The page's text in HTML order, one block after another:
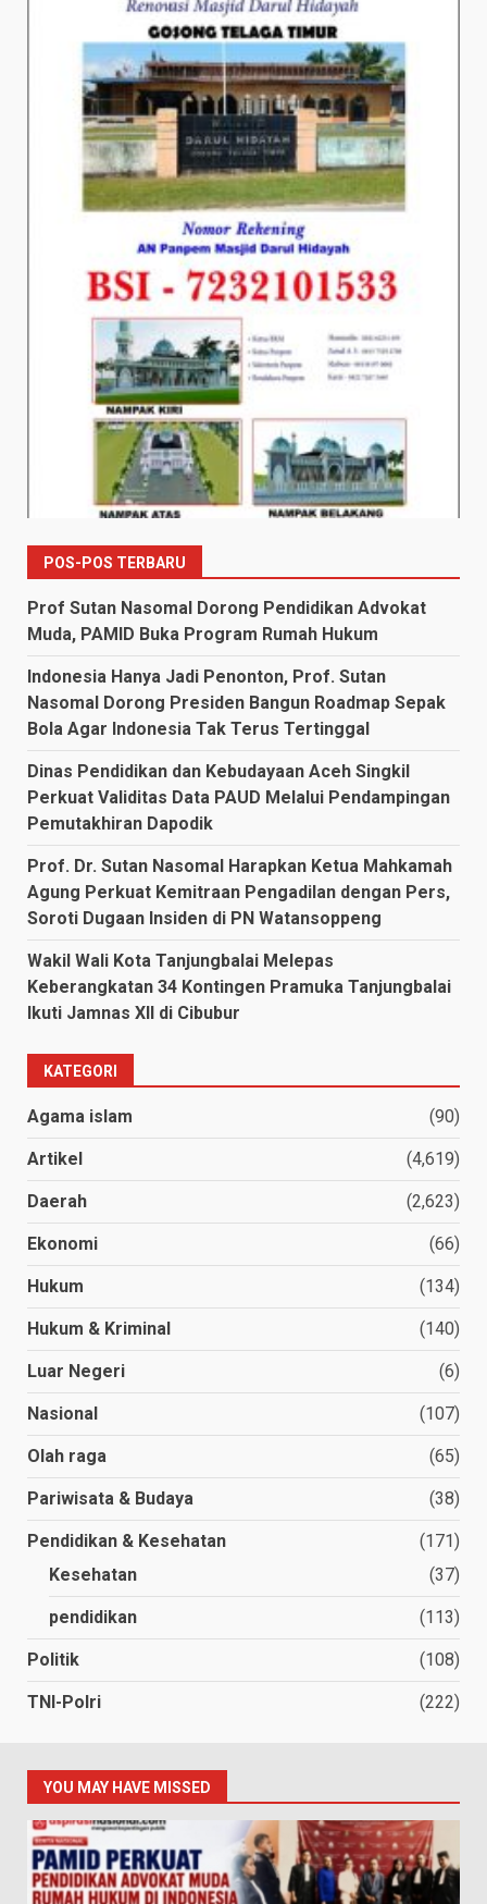
POS-POS TERBARU
Prof Sutan Nasomal Dorong Pendidikan Advokat
Muda, PAMID Buka Program Rumah Hukum
Indonesia Hanya Jadi Penonton, Prof. Sutan
Nasomal Dorong Presiden Bangun Roadmap Sepak
Bola Agar Indonesia Tak Terus Tertinggal
Dinas Pendidikan dan Kebudayaan Aceh Singkil
Perkuat Validitas Data PAUD Melalui Pendampingan
Pemutakhiran Dapodik
Prof. Dr. Sutan Nasomal Harapkan Ketua Mahkamah
Agung Perkuat Kemitraan Pengadilan dengan Pers,
Soroti Dugaan Insiden di PN Watansoppeng
Wakil Wali Kota Tanjungbalai Melepas
Keberangkatan 34 Kontingen Pramuka Tanjungbalai
Ikuti Jamnas XII di Cibubur
KATEGORI
Agama islam (90)
Artikel (4,619)
Daerah (2,623)
Ekonomi (66)
Hukum (134)
Hukum & Kriminal (140)
Luar Negeri (6)
Nasional (107)
Olah raga (65)
Pariwisata & Budaya (38)
Pendidikan & Kesehatan
(171)
Kesehatan
(37)
pendidikan (113)
Politik (108)
TNI-Polri (222)
YOU MAY HAVE MISSED